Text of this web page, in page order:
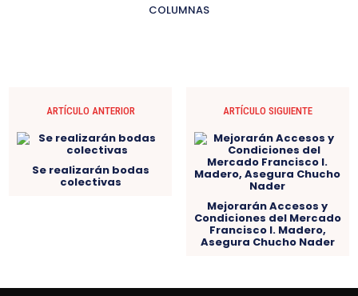
COLUMNAS
ARTÍCULO ANTERIOR
Se realizarán bodas
colectivas
ARTÍCULO SIGUIENTE
Mejorarán Accesos y
Condiciones del Mercado
Francisco I. Madero,
Asegura Chucho Nader